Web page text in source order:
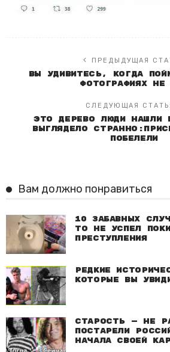
ПРЕДЫДУЩАЯ
Вы удивитесь, когда
фотографиях не
СЛЕДУЮЩАЯ
Это дерево люди нашли
выглядело
побелели
Вам должно понравиться
10 забавных
то не успел
преступления
Редкие
которые вы
Старость — не
постарели
начала своей